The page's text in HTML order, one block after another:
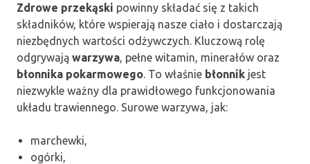
Zdrowe przekąski powinny składać się z takich
składników, które wspierają nasze ciało i dostarczają
niezbędnych wartości odżywczych. Kluczową rolę
odgrywają warzywa, pełne witamin, minerałów oraz
błonnika pokarmowego. To właśnie błonnik jest
niezwykle ważny dla prawidłowego funkcjonowania
układu trawiennego. Surowe warzywa, jak:
marchewki,
ogórki,